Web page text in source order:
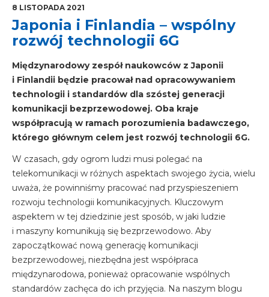
8 LISTOPADA 2021
Japonia i Finlandia – wspólny
rozwój technologii 6G
Międzynarodowy zespół naukowców z Japonii
i Finlandii będzie pracował nad opracowywaniem
technologii i standardów dla szóstej generacji
komunikacji bezprzewodowej. Oba kraje
współpracują w ramach porozumienia badawczego,
którego głównym celem jest rozwój technologii 6G.
W czasach, gdy ogrom ludzi musi polegać na
telekomunikacji w różnych aspektach swojego życia, wielu
uważa, że powinniśmy pracować nad przyspieszeniem
rozwoju technologii komunikacyjnych. Kluczowym
aspektem w tej dziedzinie jest sposób, w jaki ludzie
i maszyny komunikują się bezprzewodowo. Aby
zapoczątkować nową generację komunikacji
bezprzewodowej, niezbędna jest współpraca
międzynarodowa, ponieważ opracowanie wspólnych
standardów zachęca do ich przyjęcia. Na naszym blogu